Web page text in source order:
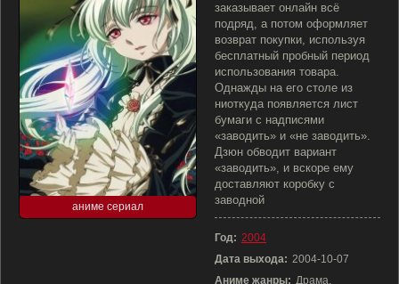
аниме сериал
заказывает онлайн всё
подряд, а потом оформляет
возврат покупки, используя
бесплатный пробный период
использования товара.
Однажды на его столе из
ниоткуда появляется лист
бумаги с надписями
«заводить» и «не заводить».
Дзюн обводит вариант
«заводить», и вскоре ему
доставляют коробку с
заводной
Год: 2004
Дата выхода: 2004-10-07
Аниме жанры: Драма,